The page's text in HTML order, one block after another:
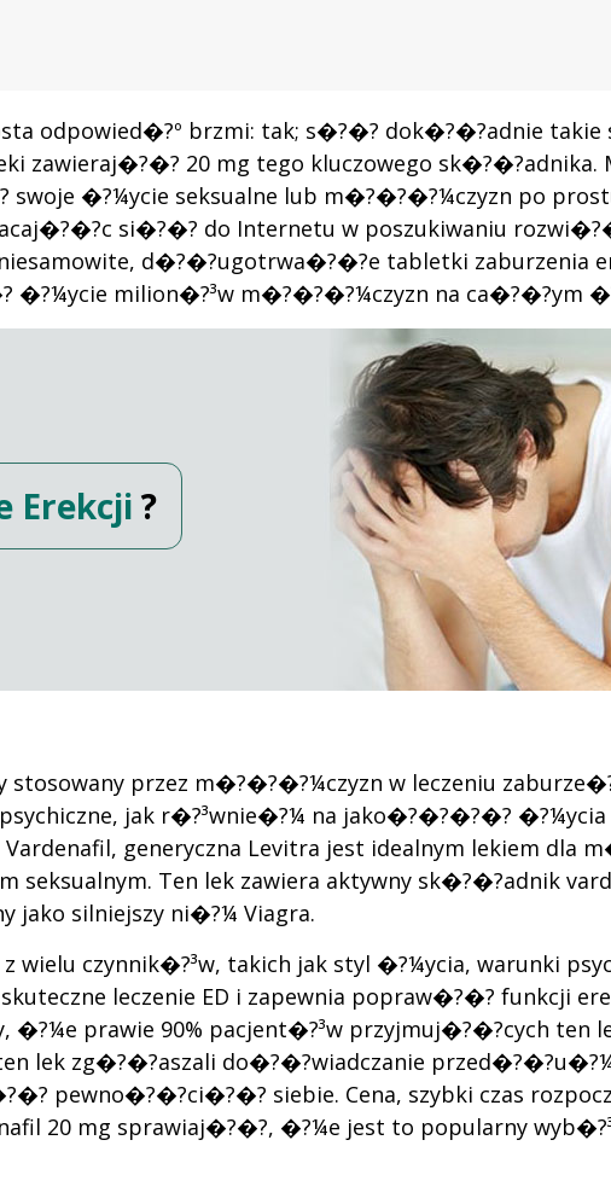
odpowied�?º brzmi: tak; s�?�? dok�?�?adnie
zawieraj�?�? 20 mg tego kluczowego
�?¼ycie seksualne lub m�?�?�?¼czyzn po
si�?�? do Internetu w poszukiwaniu
d�?�?ugotrwa�?�?e tabletki zaburzenia
�?¼ycie milion�?³w m�?�?�?¼czyzn na ca�?�?ym
Erekcji ?
stosowany przez m�?�?�?¼czyzn w leczeniu
jak r�?³wnie�?¼ na jako�?�?�?�?
generyczna Levitra jest idealnym lekiem dla
seksualnym. Ten lek zawiera aktywny sk�?�?adnik
jako silniejszy ni�?¼ Viagra.
czynnik�?³w, takich jak styl �?¼ycia, warunki
leczenie ED i zapewnia popraw�?�? funkcji
�?¼e prawie 90% pacjent�?³w przyjmuj�?�?cych
lek zg�?�?aszali do�?�?wiadczanie
pewno�?�?ci�?�? siebie. Cena, szybki czas
20 mg sprawiaj�?�?, �?¼e jest to popularny